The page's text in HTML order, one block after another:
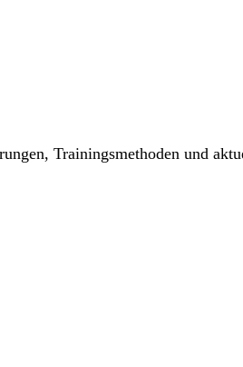
Trainingsmethoden und